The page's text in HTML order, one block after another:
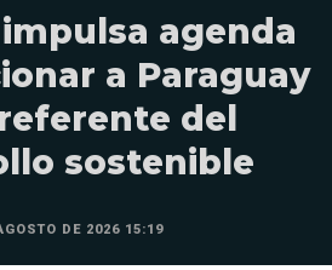
agenda
a Paraguay
del
sostenible
DE 2026 15:19